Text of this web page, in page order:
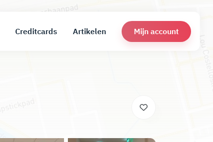
Creditcards Artikelen Mijn account